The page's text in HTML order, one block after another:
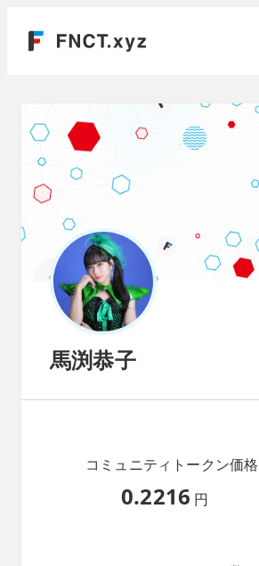
馬渕恭子
コミュニティトークン価格
0.2216 円